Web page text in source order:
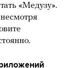
«Медузу».